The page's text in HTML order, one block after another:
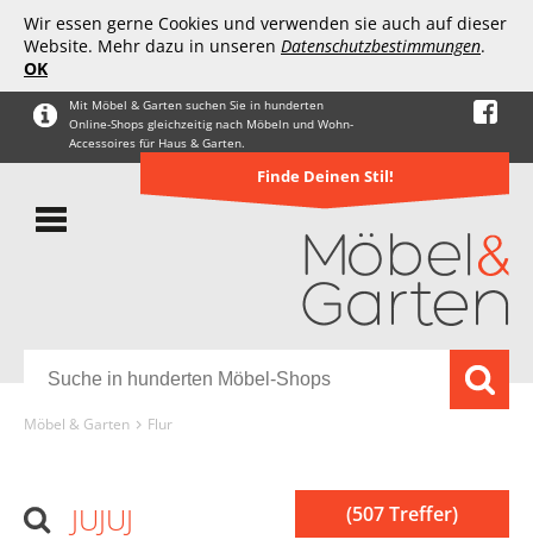
Wir essen gerne Cookies und verwenden sie auch auf dieser
Website. Mehr dazu in unseren Datenschutzbestimmungen.
OK
Mit Möbel & Garten suchen Sie in hunderten
Online-Shops gleichzeitig nach Möbeln und Wohn-
Accessoires für Haus & Garten.
Finde Deinen Stil!
Möbel & Garten Flur
(507 Treffer)
JUJUJ